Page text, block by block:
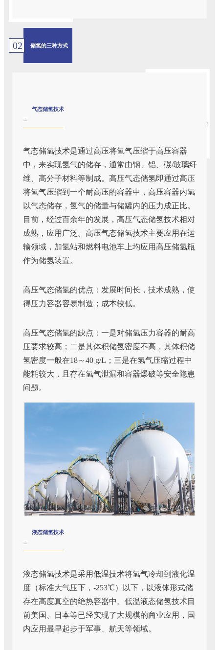
02 储氢的三种方式
气态储氢技术
气态储氢技术是通过高压将氢气压缩于高压容器
中，来实现氢气的储存，通常由钢、铝、碳/玻璃纤
维、高分子材料等制成。高压气态储氢即通过高压
将氢气压缩到一个耐高压的容器中，高压容器内氢
以气态储存，氢气的储量与储罐内的压力成正比。
目前，经过百余年的发展，高压气态储氢技术相对
成熟，应用广泛。高压气态储氢技术主要应用在运
输领域，加氢站和燃料电池车上均应用高压储氢瓶
作为储氢装置。
高压气态储氢的优点：发展时间长，技术成熟，使
得压力容器容易制造；成本较低。
高压气态储氢的缺点：一是对储氢压力容器的耐高
压要求较高；二是其体积储氢密度不高，其体积储
氢密度一般在18～40 g/L；三是在氢气压缩过程中
能耗较大，且存在氢气泄漏和容器爆破等安全隐患
问题。
液态储氢技术
液态储氢技术是采用低温技术将氢气冷却到液化温
度（标准大气压下，-253℃）以下，以液体形式储
存在高度真空的绝热容器中。低温液态储氢技术目
前美国、日本等已经实现了大规模的商业应用，国
内应用最早起步于军事、航天等领域。